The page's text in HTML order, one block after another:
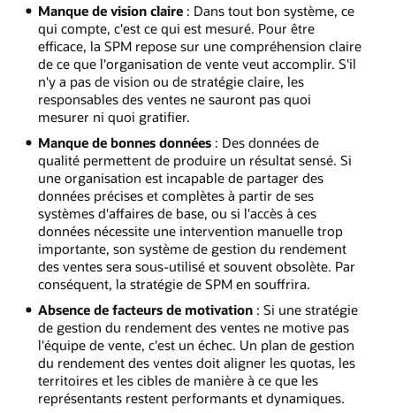
Manque de vision claire: Dans tout bon système, ce
qui compte, c'est ce qui est mesuré. Pour être
efficace, la SPM repose sur une compréhension claire
de ce que l'organisation de vente veut accomplir. S'il
n'y a pas de vision ou de stratégie claire, les
responsables des ventes ne sauront pas quoi
mesurer ni quoi gratifier.
Manque de bonnes données: Des données de
qualité permettent de produire un résultat sensé. Si
une organisation est incapable de partager des
données précises et complètes à partir de ses
systèmes d'affaires de base, ou si l'accès à ces
données nécessite une intervention manuelle trop
importante, son système de gestion du rendement
des ventes sera sous-utilisé et souvent obsolète. Par
conséquent, la stratégie de SPM en souffrira.
Absence de facteurs de motivation: Si une stratégie
de gestion du rendement des ventes ne motive pas
l'équipe de vente, c'est un échec. Un plan de gestion
du rendement des ventes doit aligner les quotas, les
territoires et les cibles de manière à ce que les
représentants restent performants et dynamiques.